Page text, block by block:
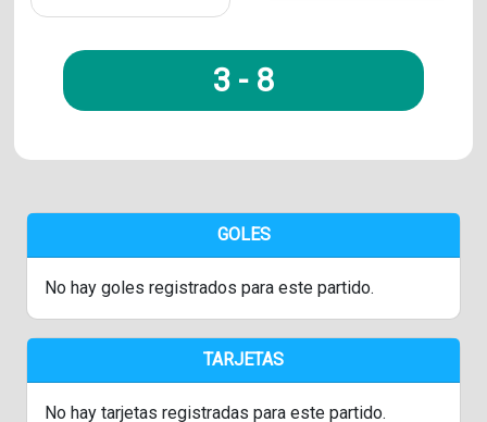
3 - 8
GOLES
No hay goles registrados para este partido.
TARJETAS
No hay tarjetas registradas para este partido.